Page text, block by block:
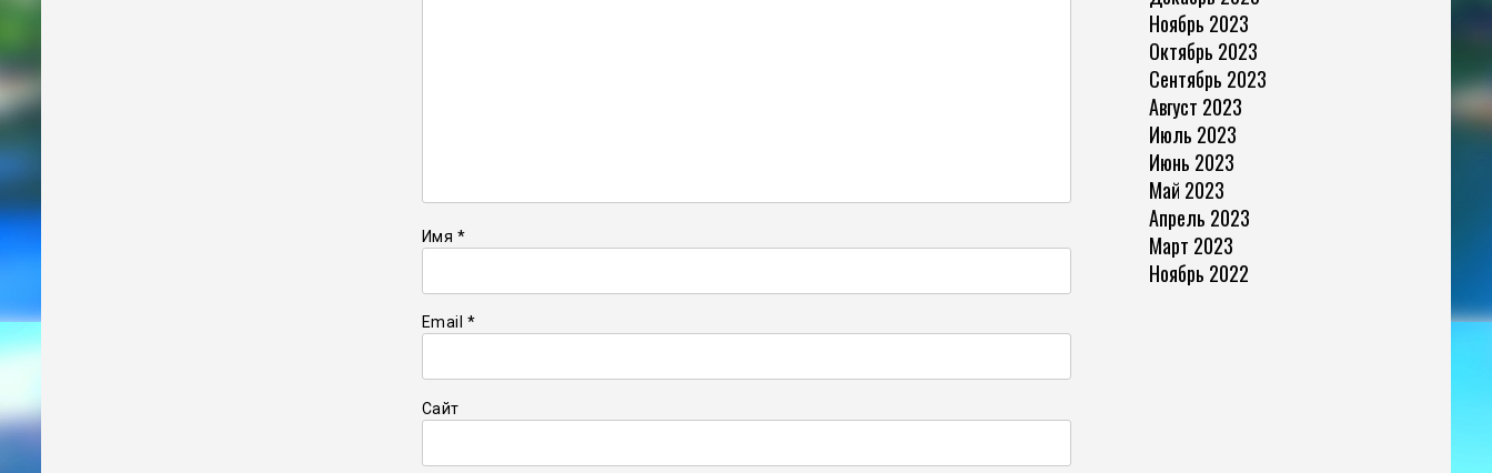
Имя *
Email *
Сайт
Ноябрь 2023
Октябрь 2023
Сентябрь 2023
Август 2023
Июль 2023
Июнь 2023
Май 2023
Апрель 2023
Март 2023
Ноябрь 2022